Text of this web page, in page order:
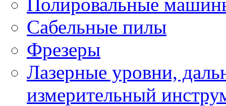
Сабельные пилы
Фрезеры
Лазерные уровни,
измерительный